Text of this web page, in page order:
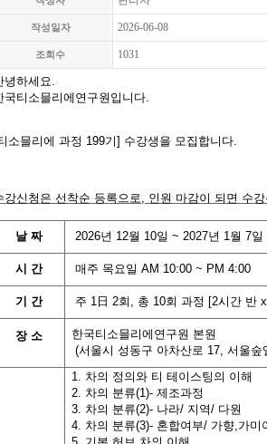
작성일자 2026-06-08
조회수 1031
녕하세요.
국티소믈리에연구원입니다.
소믈리에 과정 199기] 수강생을 모집합니다.
강신청은 선착순 등록으로, 인원 마감이 되면 수
날 짜 2026년 12월 10일 ~ 2027년 1월 7일
시 간 매주 목요일 AM 10:00 ~ PM 4:00
기 간 주 1日 2회 , 총 10회 과정 [2시간 반x
장 소
한국티소믈리에연구원 본원
(서울시 성동구 아차산로 17, 서울숲
1. 차의 정의와 티 테이스팅의 이해
2. 차의 분류(1)- 제조과정
3. 차의 분류(2)- 나라/ 지역/ 다원
4. 차의 분류(3)- 혼합여부/ 가향,가미